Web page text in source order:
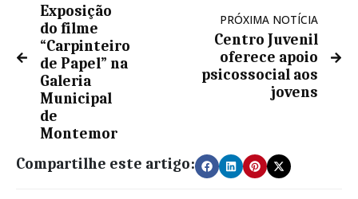
Exposição
do filme
“Carpinteiro
de Papel” na
Galeria
Municipal
de
Montemor
PRÓXIMA NOTÍCIA
Centro Juvenil
oferece apoio
psicossocial aos
jovens
Compartilhe este artigo: